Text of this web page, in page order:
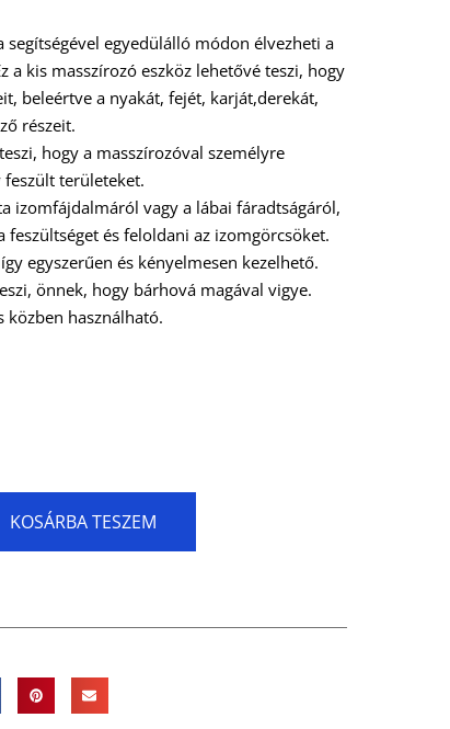
egyedülálló módon élvezheti a
a kis masszírozó eszköz lehetővé teszi, hogy
beleértve a nyakát, fejét, karját,derekát,
részeit.
hogy a masszírozóval személyre
feszült területeket.
izomfájdalmáról vagy a lábai fáradtságáról,
és feloldani az izomgörcsöket.
egyszerűen és kényelmesen kezelhető.
önnek, hogy bárhová magával vigye.
közben használható.
KOSÁRBA TESZEM